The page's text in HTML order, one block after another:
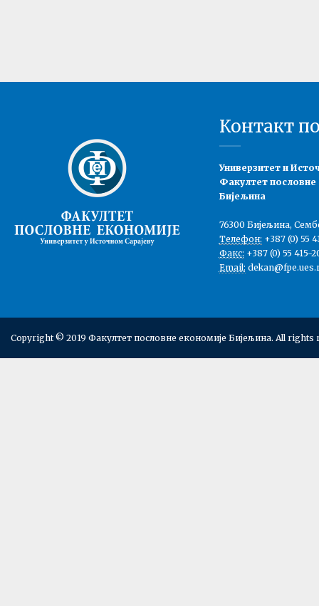
Контакт
Универзитет и
Факултет пословне
Бијељина
76300 Бијељина,
Телефон: +387 (0) 55
Факс: +387 (0) 55 415-
Email:
Copyright © 2019 Факултет пословне економије Бијељина. All rights